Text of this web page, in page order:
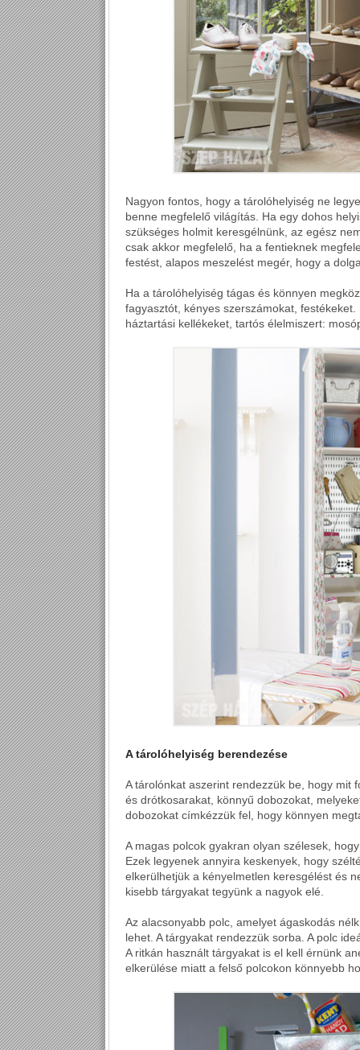
Nagyon fontos, hogy a tárolóhelyiség ne
benne megfelelő világítás. Ha egy dohos
szükséges holmit keresgélnünk, az egész
csak akkor megfelelő, ha a fentieknek
festést, alapos meszelést megér, hogy a
Ha a tárolóhelyiség tágas és könnyen
fagyasztót, kényes szerszámokat,
háztartási kellékeket, tartós élelmiszert:
A tárolóhelyiség berendezése
A tárolónkat aszerint rendezzük be, hogy mit
és drótkosarakat, könnyű dobozokat,
dobozokat címkézzük fel, hogy könnyen
A magas polcok gyakran olyan szélesek,
Ezek legyenek annyira keskenyek, hogy
elkerülhetjük a kényelmetlen keresgélést és
kisebb tárgyakat tegyünk a nagyok elé.
Az alacsonyabb polc, amelyet ágaskodás
lehet. A tárgyakat rendezzük sorba. A polc
A ritkán használt tárgyakat is el kell érnünk
elkerülése miatt a felső polcokon könnyebb